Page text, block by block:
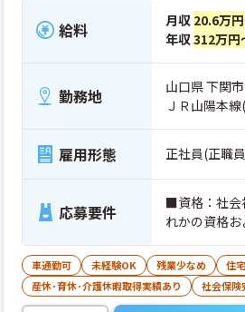
給料 月収 20.6万
年収312万円
勤務地
山口県 下関
ＪＲ山陽本
雇用形態 正社員(正職
応募要件
■資格：社会
れかの資格
車通勤可 未経験OK 残業少なめ 住
産休･育休･介護休暇取得実績あり
社会保険